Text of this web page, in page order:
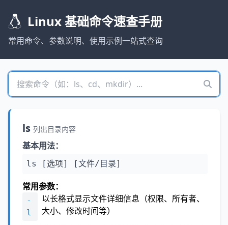
Linux 基础命令速查手册
常用命令、参数说明、使用示例一站式查询
ls 列出目录内容
基本用法：
ls [选项] [文件/目录]
常用参数：
-
l
以长格式显示文件详细信息（权限、所有者、
大小、修改时间等）